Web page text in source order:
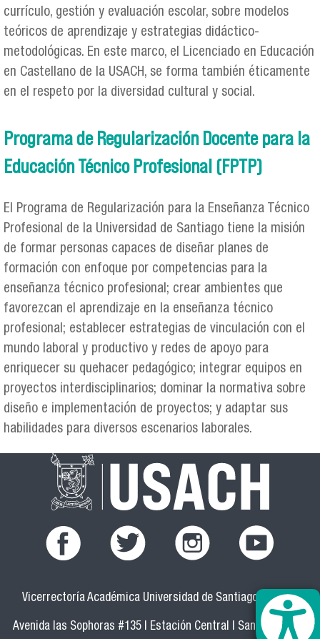
currículo, gestión y evaluación escolar, sobre modelos
teóricos de aprendizaje y estrategias didáctico-
metodológicas. En este marco, el Licenciado en Educación
en Castellano de la USACH, se forma también éticamente
en el respeto por la diversidad cultural y social.
Programa de Regularización Docente para la
Educación Técnico Profesional (FPTP)
El Programa de Regularización para la Enseñanza Técnico
Profesional de la Universidad de Santiago tiene la misión
de formar personas capaces de diseñar planes de
formación con enfoque por competencias para la
enseñanza técnico profesional; crear ambientes que
favorezcan el aprendizaje en la enseñanza técnico
profesional; establecer estrategias de vinculación con el
mundo laboral y productivo y redes de apoyo para
enriquecer su quehacer pedagógico; integrar equipos en
proyectos interdisciplinarios; dominar la normativa sobre
diseño e implementación de proyectos; y adaptar sus
habilidades para diversos escenarios laborales.
Vicerrectoría Académica Universidad de Santiago de Chile
Avenida las Sophoras #135 | Estación Central | Santiago-Chile